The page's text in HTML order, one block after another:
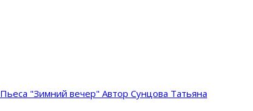
Пьеса "Зимний вечер" Автор Сунцова Татьяна